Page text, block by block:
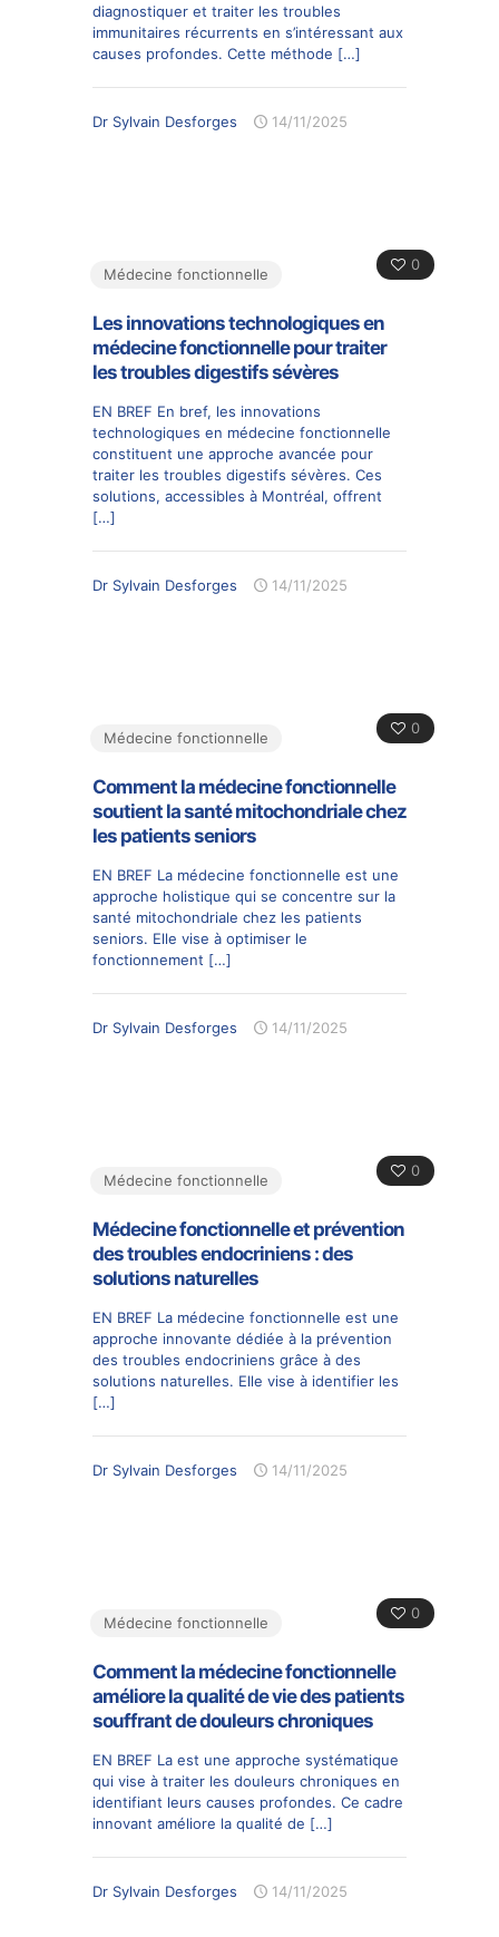
diagnostiquer et traiter les troubles
immunitaires récurrents en s’intéressant aux
causes profondes. Cette méthode […]
Dr Sylvain Desforges 14/11/2025
0
Médecine fonctionnelle
Les innovations technologiques en
médecine fonctionnelle pour traiter
les troubles digestifs sévères
EN BREF En bref, les innovations
technologiques en médecine fonctionnelle
constituent une approche avancée pour
traiter les troubles digestifs sévères. Ces
solutions, accessibles à Montréal, offrent
[…]
Dr Sylvain Desforges 14/11/2025
0
Médecine fonctionnelle
Comment la médecine fonctionnelle
soutient la santé mitochondriale chez
les patients seniors
EN BREF La médecine fonctionnelle est une
approche holistique qui se concentre sur la
santé mitochondriale chez les patients
seniors. Elle vise à optimiser le
fonctionnement […]
Dr Sylvain Desforges 14/11/2025
0
Médecine fonctionnelle
Médecine fonctionnelle et prévention
des troubles endocriniens : des
solutions naturelles
EN BREF La médecine fonctionnelle est une
approche innovante dédiée à la prévention
des troubles endocriniens grâce à des
solutions naturelles. Elle vise à identifier les
[…]
Dr Sylvain Desforges 14/11/2025
0
Médecine fonctionnelle
Comment la médecine fonctionnelle
améliore la qualité de vie des patients
souffrant de douleurs chroniques
EN BREF La est une approche systématique
qui vise à traiter les douleurs chroniques en
identifiant leurs causes profondes. Ce cadre
innovant améliore la qualité de […]
Dr Sylvain Desforges 14/11/2025